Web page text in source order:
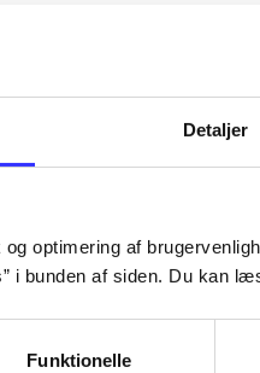
Detaljer
optimering af
i bunden af siden. Du kan
Funktionelle